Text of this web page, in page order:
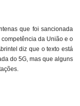
que foi sancionada
da União e o
diz que o texto está
do 5G, mas que alguns